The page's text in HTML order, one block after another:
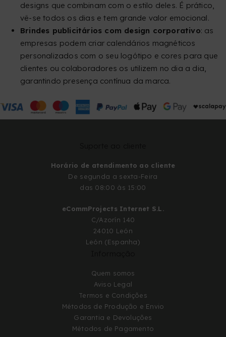
designs que combinam com o estilo deles. É prático,
vê-se todos os dias e tem grande valor emocional.
Brindes publicitários com design corporativo: as
empresas podem criar calendários magnéticos
personalizados com o seu logótipo e cores para que
clientes ou colaboradores os utilizem no dia a dia,
garantindo presença contínua da marca.
Horário de atendimento ao cliente
De segunda a sexta-Feira
das 08:00 às 15:00
eCommProjects Internet S.L.
C/Azorín 140
24010 León
León (Espanha)
Quem somos
Aviso Legal
Termos e Condições
Métodos de Produção e Envio
Garantia e Devoluções
Métodos de Pagamento